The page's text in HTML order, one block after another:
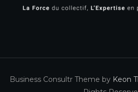
Business Consultr Theme by Keon